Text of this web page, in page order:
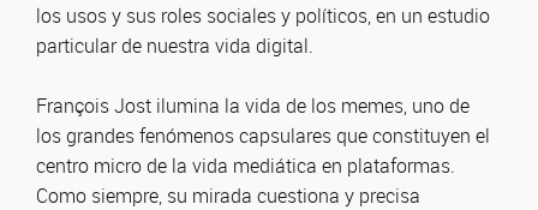
los usos y sus roles sociales y políticos, en un estudio
particular de nuestra vida digital.
François Jost ilumina la vida de los memes, uno de
los grandes fenómenos capsulares que constituyen el
centro micro de la vida mediática en plataformas.
Como siempre, su mirada cuestiona y precisa